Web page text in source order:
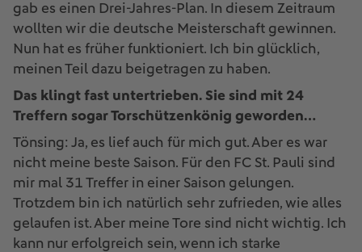
gab es einen Drei-Jahres-Plan. In diesem Zeitraum
wollten wir die deutsche Meisterschaft gewinnen.
Nun hat es früher funktioniert. Ich bin glücklich,
meinen Teil dazu beigetragen zu haben.
Das klingt fast untertrieben. Sie sind mit 24
Treffern sogar Torschützenkönig geworden…
Tönsing: Ja, es lief auch für mich gut. Aber es war
nicht meine beste Saison. Für den FC St. Pauli sind
mir mal 31 Treffer in einer Saison gelungen.
Trotzdem bin ich natürlich sehr zufrieden, wie alles
gelaufen ist. Aber meine Tore sind nicht wichtig. Ich
kann nur erfolgreich sein, wenn ich starke